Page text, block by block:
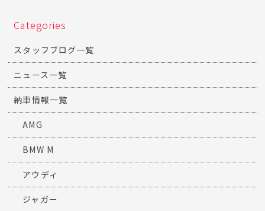
Categories
スタッフブログ一覧
ニュース一覧
納車情報一覧
AMG
BMW M
アウディ
ジャガー